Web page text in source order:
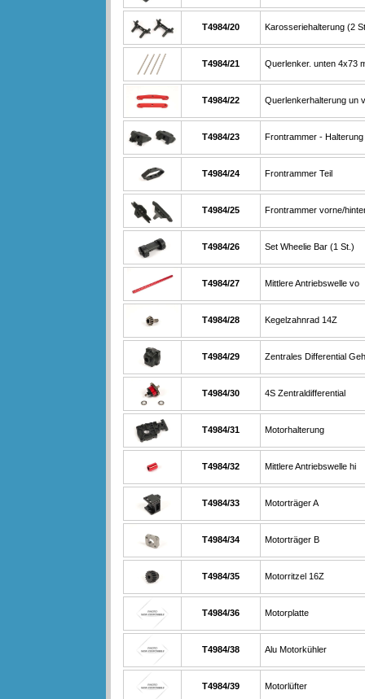
T4984/20 Karosseriehalterung (2
T4984/21 Querlenker. unten 4x73
T4984/22 Querlenkerhalterung un
T4984/23 Frontrammer - Halterung
T4984/24 Frontrammer Teil
T4984/25 Frontrammer vorne/
T4984/26 Set Wheelie Bar (1 St.)
T4984/27 Mittlere Antriebswelle vo
T4984/28 Kegelzahnrad 14Z
T4984/29 Zentrales Differential
T4984/30 4S Zentraldifferential
T4984/31 Motorhalterung
T4984/32 Mittlere Antriebswelle hi
T4984/33 Motorträger A
T4984/34 Motorträger B
T4984/35 Motorritzel 16Z
T4984/36 Motorplatte
T4984/38 Alu Motorkühler
T4984/39 Motorlüfter